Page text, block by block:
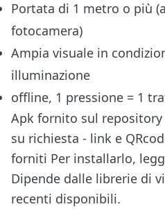
Portata di 1 metro o più
fotocamera)
Ampia visuale in
illuminazione
offline, 1 pressione = 1
Apk fornito sul
su richiesta - link e
forniti Per installarlo,
Dipende dalle librerie di
recenti disponibili.